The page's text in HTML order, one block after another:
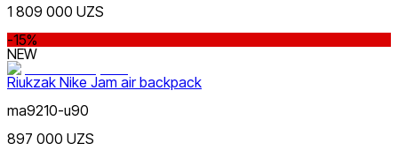
Jigarrang
Nike Tashkent City Mall
1 809 000 UZS
-15%
NEW
Riukzak Nike Jam air backpack
ma9210-u90
897 000 UZS